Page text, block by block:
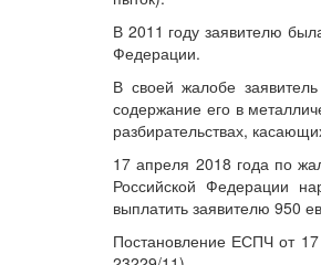
В 2011 году заявителю
Федерации.
В своей жалобе
содержание его в
разбирательствах,
17 апреля 2018 года по
Российской Федерации
выплатить заявителю 950
Постановление ЕСПЧ от